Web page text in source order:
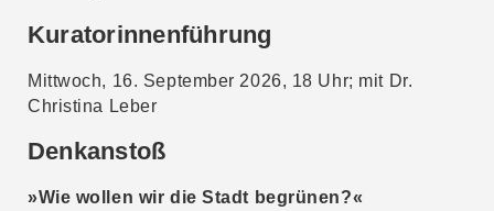
Kuratorinnenführung
Mittwoch, 16. September 2026, 18 Uhr; mit Dr.
Christina Leber
Denkanstoß
»Wie wollen wir die Stadt begrünen?«